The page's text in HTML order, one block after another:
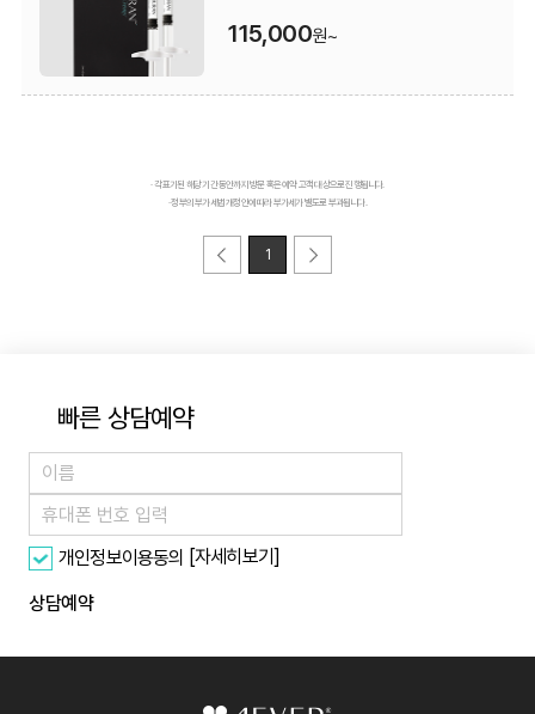
115,000원~
· 각 표기된 해당 기간 동안까지 방문 혹은 예약 고객 대상으로 진행됩니다.
· 정부의 부가세법 개정안에 따라 부가세가 별도로 부과됩니다.
1
빠른 상담예약
개인정보이용동의 [자세히보기]
상담예약